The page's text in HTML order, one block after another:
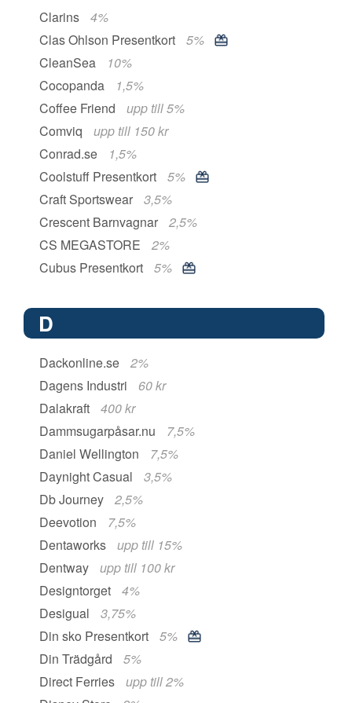
Clarins
4%
Clas Ohlson Presentkort
5%
CleanSea
10%
Cocopanda
1,5%
Coffee Friend
upp till 5%
Comviq
upp till 150 kr
Conrad.se
1,5%
Coolstuff Presentkort
5%
Craft Sportswear
3,5%
Crescent Barnvagnar
2,5%
CS MEGASTORE
2%
Cubus Presentkort
5%
D
Dackonline.se
2%
Dagens Industri
60 kr
Dalakraft
400 kr
Dammsugarpåsar.nu
7,5%
Daniel Wellington
7,5%
Daynight Casual
3,5%
Db Journey
2,5%
Deevotion
7,5%
Dentaworks
upp till 15%
Dentway
upp till 100 kr
Designtorget
4%
Desigual
3,75%
Din sko Presentkort
5%
Din Trädgård
5%
Direct Ferries
upp till 2%